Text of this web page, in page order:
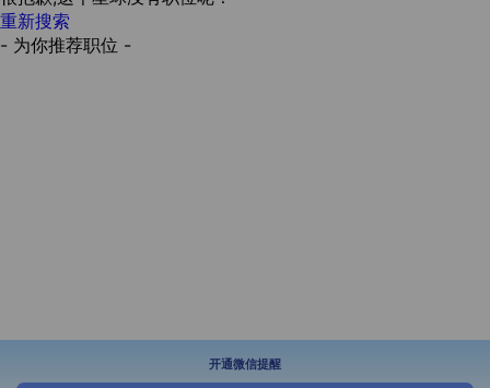
重新搜索
- 为你推荐职位 -
开通微信提醒